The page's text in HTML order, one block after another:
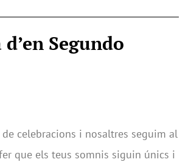
Segundo
de celebracions i nosaltres seguim al
que els teus somnis siguin únics i